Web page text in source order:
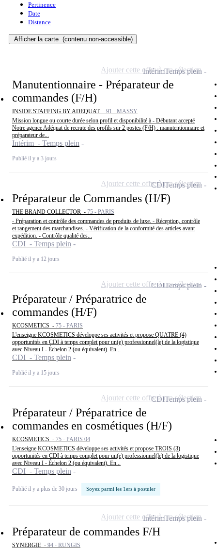
Pertinence
Date
Distance
Afficher la carte (contenu non-accessible)
Manutentionnaire - Préparateur de
commandes (F/H)
INSIDE STAFFING BY ADEQUAT - 91 - MASSY
Mission longue ou courte durée selon profil et disponibilité à - Débutant accepté
Notre agence Adéquat de recrute des profils sur 2 postes (F/H) : manutentionnaire et
préparateur de...
Intérim - Temps plein
Publié il y a 3 jours
IntérimTemps plein
Ajouter cette offre à ma sélection
Préparateur de Commandes (H/F)
THE BRAND COLLECTOR - 75 - PARIS
- Préparation et contrôle des commandes de produits de luxe. - Réception, contrôle
et rangement des marchandises. - Vérification de la conformité des articles avant
expédition. - Contrôle qualité des...
CDI - Temps plein
Publié il y a 12 jours
CDITemps plein
Ajouter cette offre à ma sélection
Préparateur / Préparatrice de
commandes (H/F)
KCOSMETICS - 75 - PARIS
L'enseigne KCOSMETICS développe ses activités et propose QUATRE (4)
opportunités en CDI à temps complet pour un(e) professionnel(le) de la logistique
avec Niveau I - Échelon 2 (ou équivalent). En...
CDI - Temps plein
Publié il y a 15 jours
CDITemps plein
Ajouter cette offre à ma sélection
Préparateur / Préparatrice de
commandes en cosmétiques (H/F)
KCOSMETICS - 75 - PARIS 04
L'enseigne KCOSMETICS développe ses activités et propose TROIS (3)
opportunités en CDI à temps complet pour un(e) professionnel(le) de la logistique
avec Niveau I - Échelon 2 (ou équivalent). En...
CDI - Temps plein
Publié il y a plus de 30 jours Soyez parmi les 1ers à postuler
CDITemps plein
Ajouter cette offre à ma sélection
Préparateur de commandes F/H
SYNERGIE - 94 - RUNGIS
IntérimTemps plein
Ajouter cette offre à ma sélection